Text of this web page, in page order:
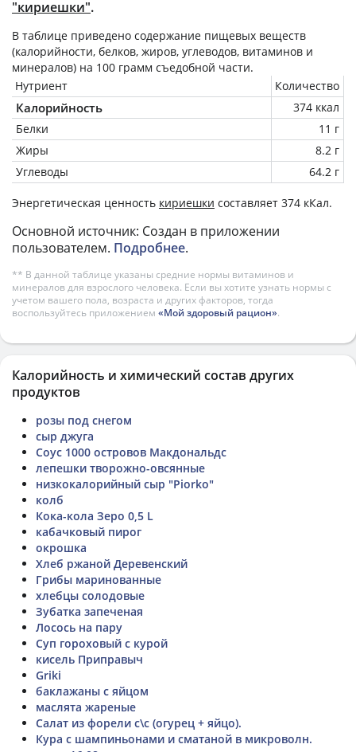
"кириешки".
В таблице приведено содержание пищевых веществ
(калорийности, белков, жиров, углеводов, витаминов и
минералов) на 100 грамм съедобной части.
Нутриент
Количество
Калорийность
374 ккал
Белки
11 г
Жиры
8.2 г
Углеводы
64.2 г
Энергетическая ценность кириешки составляет 374 кКал.
Основной источник: Создан в приложении
пользователем. Подробнее.
** В данной таблице указаны средние нормы витаминов и
минералов для взрослого человека. Если вы хотите узнать нормы с
учетом вашего пола, возраста и других факторов, тогда
воспользуйтесь приложением «Мой здоровый рацион».
Калорийность и химический состав других
продуктов
розы под снегом
сыр джуга
Соус 1000 островов Макдональдс
лепешки творожно-овсянные
низкокалорийный сыр "Piorko"
колб
Кока-кола Зеро 0,5 L
кабачковый пирог
окрошка
Хлеб ржаной Деревенский
Грибы маринованные
хлебцы солодовые
Зубатка запеченая
Лосось на пару
Суп гороховый с курой
кисель Приправыч
Griki
баклажаны с яйцом
маслята жареные
Салат из форели с\с (огурец + яйцо).
Кура с шампиньонами и сматаной в микроволн.